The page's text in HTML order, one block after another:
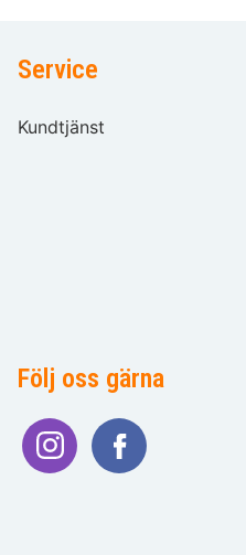
Service
Kundtjänst
Följ oss gärna